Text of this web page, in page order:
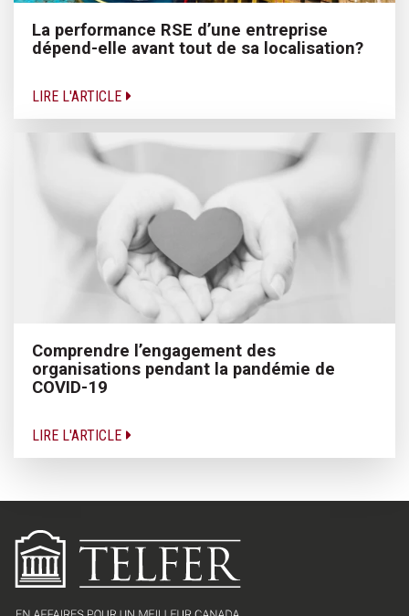
La performance RSE d’une entreprise
dépend-elle avant tout de sa localisation?
LIRE L'ARTICLE
Comprendre l’engagement des
organisations pendant la pandémie de
COVID-19
LIRE L'ARTICLE